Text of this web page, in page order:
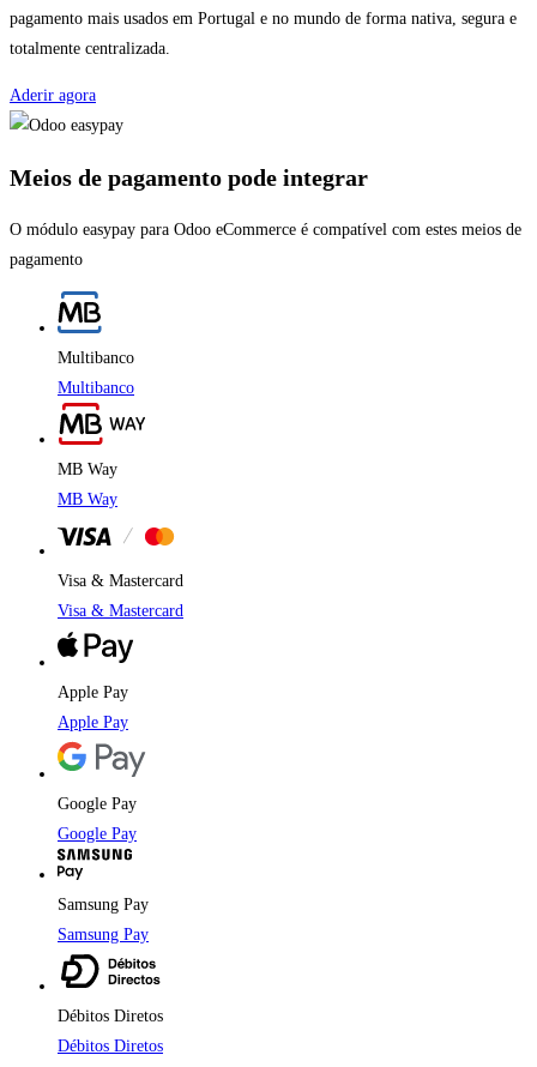
pagamento mais usados em Portugal e no mundo de forma nativa, segura e
totalmente centralizada.
Aderir agora
Meios de pagamento pode integrar
O módulo easypay para Odoo eCommerce é compatível com estes meios de
pagamento
Multibanco
Multibanco
MB Way
MB Way
Visa & Mastercard
Visa & Mastercard
Apple Pay
Apple Pay
Google Pay
Google Pay
Samsung Pay
Samsung Pay
Débitos Diretos
Débitos Diretos